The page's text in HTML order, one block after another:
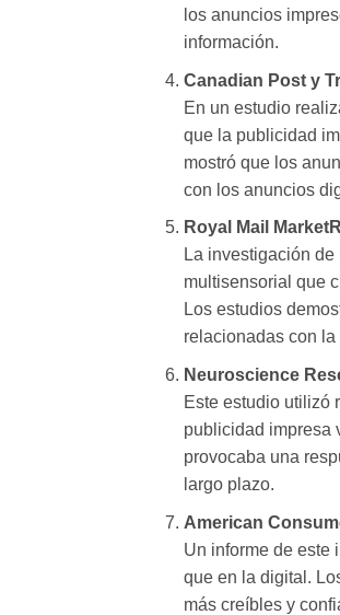
los anuncios
información.
Canadian Post y
En un estudio
que la publicidad
mostró que los
con los anuncios
Royal Mail
La investigación
multisensorial que
Los estudios
relacionadas con
Neuroscience
Este estudio utilizó
publicidad impresa
provocaba una
largo plazo.
American
Un informe de este
que en la digital.
más creíbles y